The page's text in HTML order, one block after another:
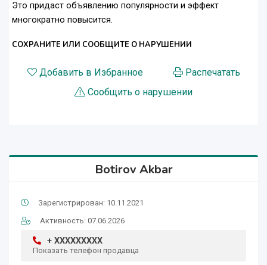
Это придаст объявлению популярности и эффект
многократно повысится.
СОХРАНИТЕ ИЛИ СООБЩИТЕ О НАРУШЕНИИ
Добавить в Избранное
Распечатать
Сообщить о нарушении
Botirov Akbar
Зарегистрирован: 10.11.2021
Активность: 07.06.2026
+ XXXXXXXXX
Показать телефон продавца